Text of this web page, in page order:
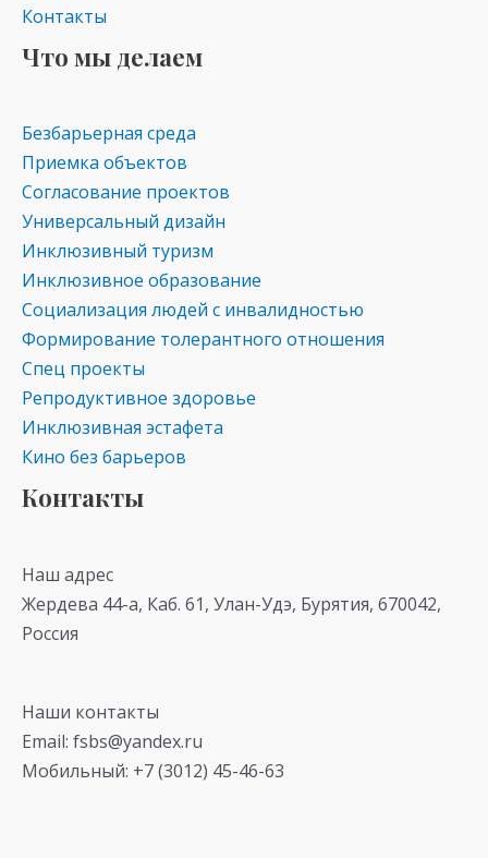
Контакты
Что мы делаем
Безбарьерная среда
Приемка объектов
Согласование проектов
Универсальный дизайн
Инклюзивный туризм
Инклюзивное образование
Социализация людей с инвалидностью
Формирование толерантного отношения
Спец проекты
Репродуктивное здоровье
Инклюзивная эстафета
Кино без барьеров
Контакты
Наш адрес
Жердева 44-а, Каб. 61, Улан-Удэ, Бурятия, 670042,
Россия
Наши контакты
Email: fsbs@yandex.ru
Мобильный: +7 (3012) 45-46-63